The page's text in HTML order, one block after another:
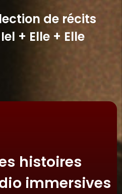
de récits
+ Elle + Elle
histoires
immersives